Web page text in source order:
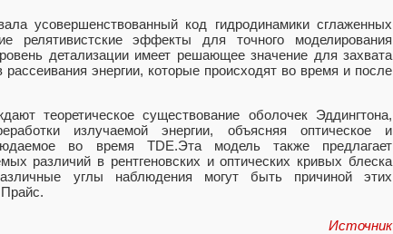
усовершенствованный код гидродинамики сглаженных
релятивистские эффекты для точного моделирования
детализации имеет решающее значение для захвата
энергии, которые происходят во время и после
теоретическое существование оболочек Эддингтона,
излучаемой энергии, объясняя оптическое и
во время TDE.Эта модель также предлагает
различий в рентгеновских и оптических кривых блеска
углы наблюдения могут быть причиной этих
Источник